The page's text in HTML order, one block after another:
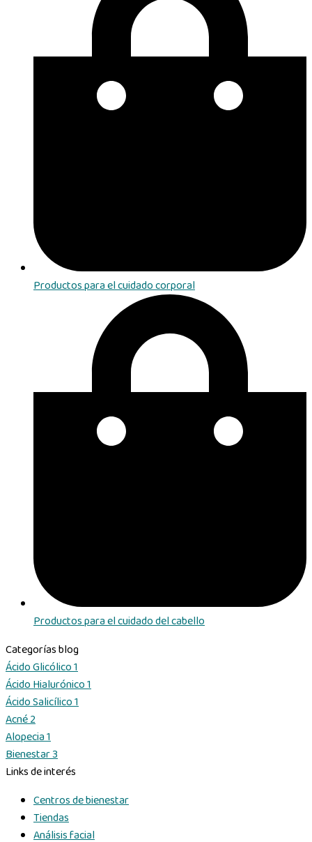
Productos para el cuidado corporal
Productos para el cuidado del cabello
Categorías blog
Ácido Glicólico1
Ácido Hialurónico1
Ácido Salicílico1
Acné2
Alopecia1
Bienestar3
Links de interés
Centros de bienestar
Tiendas
Análisis facial